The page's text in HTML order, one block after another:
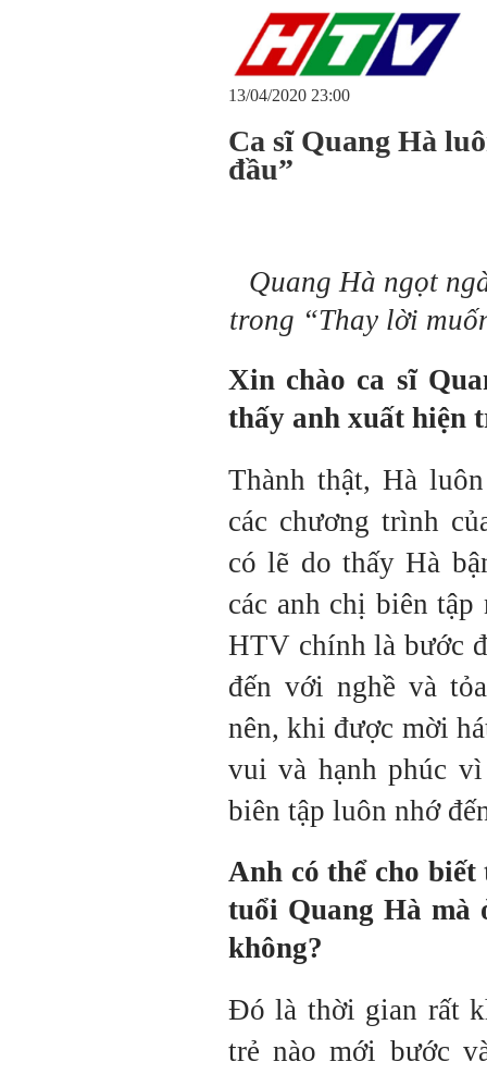
13/04/2020 23:00
Ca sĩ Quang Hà
đầu”
Quang Hà ngọt
trong “Thay lời
Xin chào ca sĩ
thấy anh xuất hiện
Thành thật, Hà
các chương trình
có lẽ do thấy Hà
các anh chị biên
HTV chính là bước
đến với nghề và
nên, khi được mời
vui và hạnh phúc vì
biên tập luôn nhớ
Anh có thể cho biết
tuổi Quang Hà mà
không?
Đó là thời gian rất
trẻ nào mới bước